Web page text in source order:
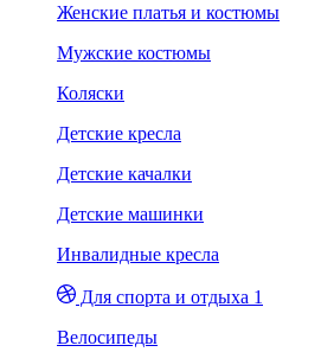
Женские платья и костюмы
Мужские костюмы
Коляски
Детские кресла
Детские качалки
Детские машинки
Инвалидные кресла
Для спорта и отдыха 1
Велосипеды